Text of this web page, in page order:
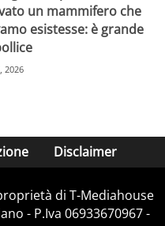
un mammifero che
esistesse: è grande
2026
Disclaimer
di T-Mediahouse
- P.Iva 06933670967 -